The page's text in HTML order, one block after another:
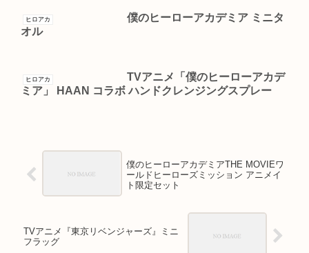
ヒロアカ
僕のヒーローアカデミア ミニタ
オル
ヒロアカ
TVアニメ「僕のヒーローアカデ
ミア」 HAAN コラボ ハンドクレンジングスプレー
僕のヒーローアカデミアTHE MOVIEワ
ールドヒーローズミッション アニメイ
ト限定セット
TVアニメ『東京リベンジャーズ』ミニ
フラッグ